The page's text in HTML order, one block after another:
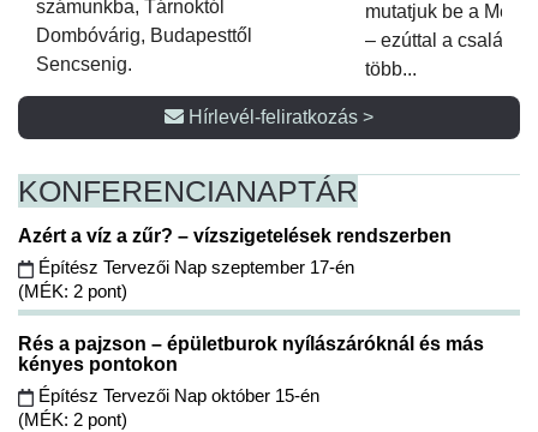
számunkba, Tárnoktól
Dombóvárig, Budapesttől
Sencsenig.
mutatjuk be a
– ezúttal a családi
több...
Hírlevél-feliratkozás >
KONFERENCIANAPTÁR
Azért a víz a zűr? – vízszigetelések rendszerben
Építész Tervezői Nap szeptember 17-én
(MÉK: 2 pont)
Rés a pajzson – épületburok nyílászáróknál és más
kényes pontokon
Építész Tervezői Nap október 15-én
(MÉK: 2 pont)